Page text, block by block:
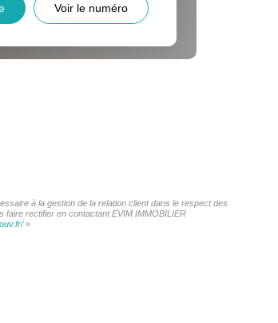
Voir le numéro
à la gestion de la relation client dans le respect des
rectifier en contactant EVIM IMMOBILIER
»